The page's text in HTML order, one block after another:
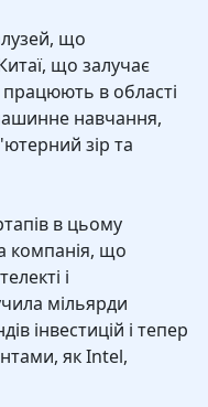
що
що залучає
працюють в області
навчання,
зір та
в цьому
компанія, що
і
мільярди
інвестицій і тепер
як Intel,